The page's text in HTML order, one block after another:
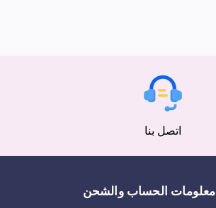
اتصل بنا
معلومات الحساب والشحن